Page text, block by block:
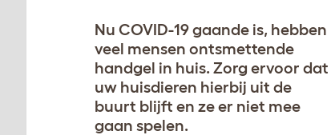
Nu COVID-19 gaande is, hebben
veel mensen ontsmettende
handgel in huis. Zorg ervoor dat
uw huisdieren hierbij uit de
buurt blijft en ze er niet mee
gaan spelen.